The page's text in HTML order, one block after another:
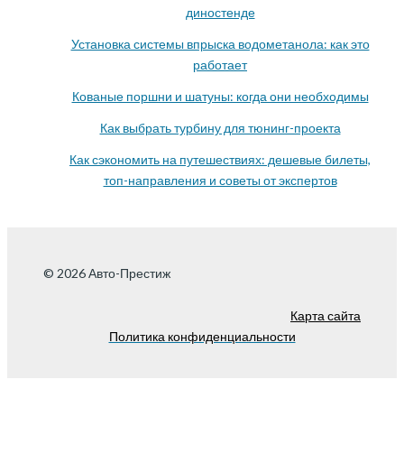
диностенде
Установка системы впрыска водометанола: как это
работает
Кованые поршни и шатуны: когда они необходимы
Как выбрать турбину для тюнинг-проекта
Как сэкономить на путешествиях: дешевые билеты,
топ-направления и советы от экспертов
© 2026 Авто-Престиж
Карта сайта
Политика конфиденциальности